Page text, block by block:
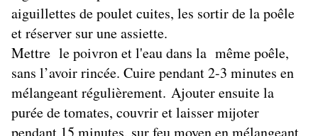
aiguillettes de poulet cuites, les sortir de la poêle
et réserver sur une assiette.
Mettre le poivron et l'eau dans la même poêle,
sans l’avoir rincée. Cuire pendant 2-3 minutes en
mélangeant régulièrement. Ajouter ensuite la
purée de tomates, couvrir et laisser mijoter